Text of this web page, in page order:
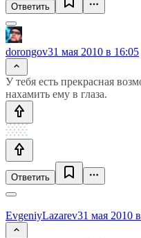
Ответить
dorongov31 мая 2010 в 16:05
У тебя есть прекрасная
нахамить ему в глаза.
Ответить
EvgeniyLazarev31 мая 2010